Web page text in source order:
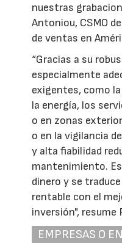
nuestras
Antoniou, CSMO
de ventas en
“Gracias a su
especialmente
exigentes, como
la energía, los
o en zonas
o en la vigilancia
y alta fiabilidad
mantenimiento.
dinero y se
rentable con el
inversión", resume
EMPRESAS O